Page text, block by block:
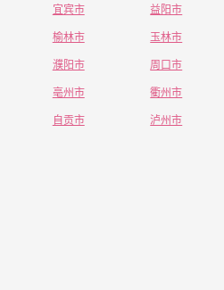
宜宾市
益阳市
榆林市
玉林市
濮阳市
周口市
亳州市
衢州市
自贡市
泸州市